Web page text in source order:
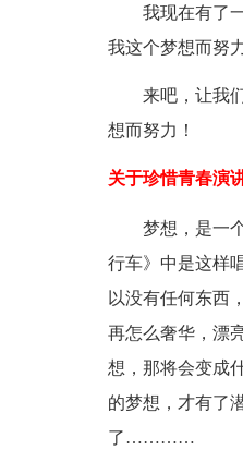
我现在有了
我这个梦想而努力
来吧，让我
想而努力！
关于珍惜青春演
梦想，是一
行车》中是这样
以没有任何东西
再怎么奢华，漂
想，那将会变成
的梦想，才有了
了…………